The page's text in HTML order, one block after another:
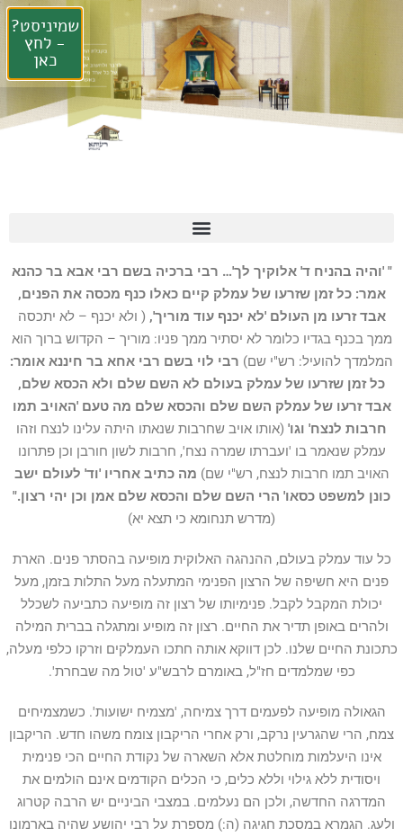
" 'והיה בהניח ד' אלוקיך לך'… רבי ברכיה בשם רבי אבא בר כהנא
אמר: כל זמן שזרעו של עמלק קיים כאלו כנף מכסה את הפנים,
אבד זרעו מן העולם 'לא יכנף עוד מוריך', ( ולא יכנף – לא יתכסה
ממך בכנף בגדיו כלומר לא יסתיר ממך פניו: מוריך – הקדוש ברוך הוא
המלמדך להועיל: רש"י שם) רבי לוי בשם רבי אחא בר חיננא אומר:
כל זמן שזרעו של עמלק בעולם לא השם שלם ולא הכסא שלם,
אבד זרעו של עמלק השם שלם והכסא שלם מה טעם 'האויב תמו
חרבות לנצח' וגו' (אותו אויב שחרבות שנאתו היתה עלינו לנצח וזהו
עמלק שנאמר בו 'ועברתו שמרה נצח', חרבות לשון חורבן וכן פתרונו
האויב תמו חרבות לנצח, רש"י שם) מה כתיב אחריו 'וד' לעולם ישב
כונן למשפט כסאו' הרי השם שלם והכסא שלם אמן וכן יהי רצון."
(מדרש תנחומא כי תצא יא)
כל עוד עמלק בעולם, ההנהגה האלוקית מופיעה בהסתר פנים. הארת
פנים היא חשיפה של הרצון הפנימי המתעלה מעל התלות בזמן, מעל
יכולת המקבל לקבל. פנימיותו של רצון זה מופיעה כתביעה לשכלל
ולהרים באופן תדיר את החיים. רצון זה מופיע ומתגלה בברית המילה
כתכונת החיים שלנו. לכן דווקא אותה חתכו העמלקים וזרקו כלפי מעלה,
כפי שמלמדים חז"ל, באומרם לרבש"ע 'טול מה שבחרת'.
הגאולה מופיעה לפעמים דרך צמיחה, 'מצמיח ישועות'. כשמצמיחים
צמח, הרי שהגרעין נרקב, ורק אחרי הריקבון צומח משהו חדש. הריקבון
אינו היעלמות מוחלטת אלא השארה של נקודת החיים הכי פנימית
ויסודית ללא גילוי וללא כלים, כי הכלים הקודמים אינם הולמים את
המדרגה החדשה, ולכן הם נעלמים. במצבי הביניים יש הרבה קטרוג
ולעג. הגמרא במסכת חגיגה (ה:) מספרת על רבי יהושע שהיה בארמונו
שמיניסט?
- לחץ
כאן